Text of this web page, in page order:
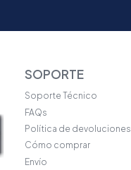
SOPORTE
Soporte Técnico
FAQs
Política de devoluciones
Cómo comprar
Envío